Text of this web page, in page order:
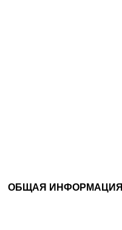
ОБЩАЯ ИНФОРМАЦИЯ